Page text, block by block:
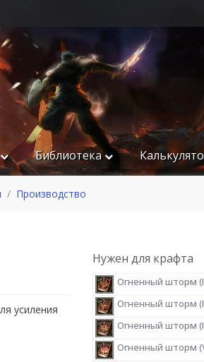
Библиотека
Производство
усиления
Нужен для крафта
Огненный шторм
Огненный шторм
Огненный шторм
Огненный шторм